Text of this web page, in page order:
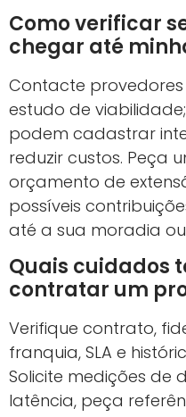
Como verificar
chegar até
Contacte provedores
estudo de
podem cadastrar
reduzir custos. Peça
orçamento de
possíveis
até a sua moradia
Quais cuidados
contratar um
Verifique contrato,
franquia, SLA e
Solicite medições de
latência, peça